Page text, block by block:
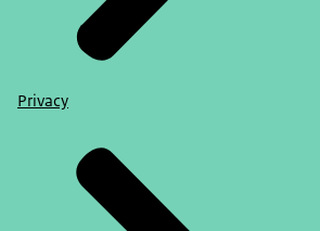
Privacy